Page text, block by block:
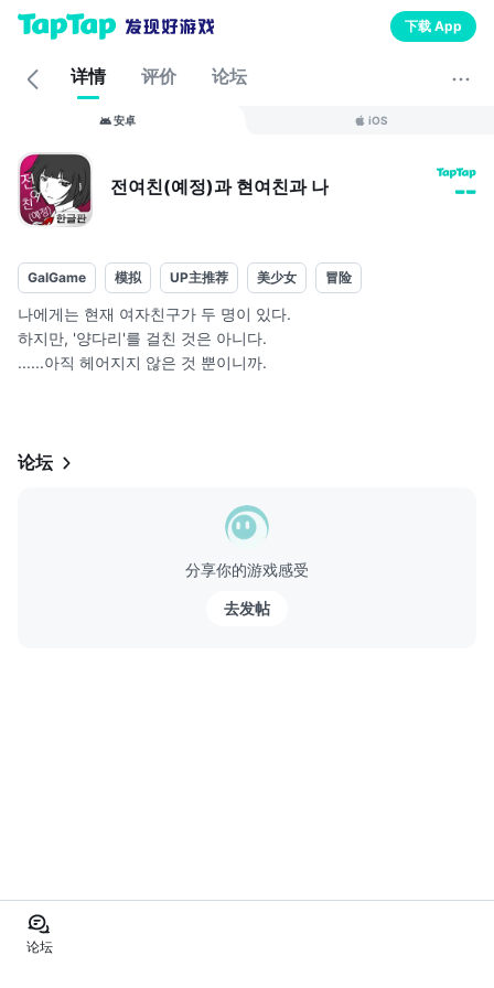
下载 App
详情 评价 论坛
安卓 iOS
전여친(예정)과 현여친과 나 --
GalGame 模拟 UP主推荐 美少女 冒险
나에게는 현재 여자친구가 두 명이 있다.
하지만, '양다리'를 걸친 것은 아니다.
......아직 헤어지지 않은 것 뿐이니까.
신감각 노벨×탈출×서스펜스
귀찮은 일은 피하고 싶어하는 우유부단한 주인공.
论坛
分享你的游戏感受
去发帖
论坛